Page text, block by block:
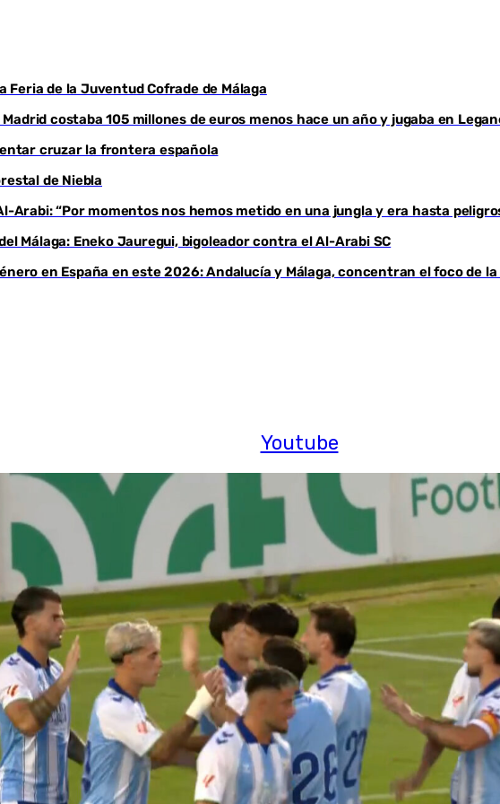
Youtube
Feria de la Juventud Cofrade de Málaga
costaba 105 millones de euros menos hace un año y jugaba en
cruzar la frontera española
de Niebla
Arabi: “Por momentos nos hemos metido en una jungla y era hasta
Málaga: Eneko Jauregui, bigoleador contra el Al-Arabi SC
en España en este 2026: Andalucía y Málaga, concentran el foco de